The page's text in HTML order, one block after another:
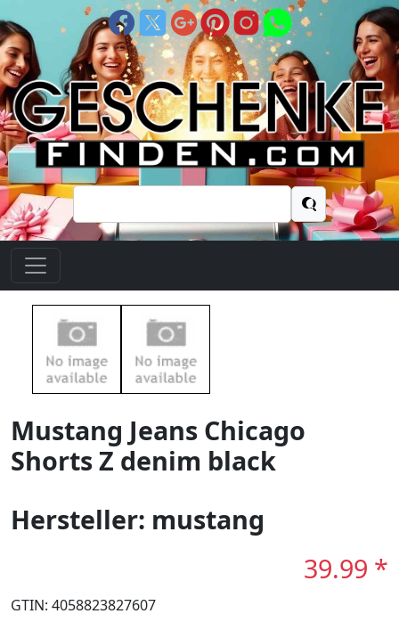
Suchen
nach:
Mustang Jeans Chicago
Shorts Z denim black
Hersteller: mustang
39.99 *
GTIN: 4058823827607